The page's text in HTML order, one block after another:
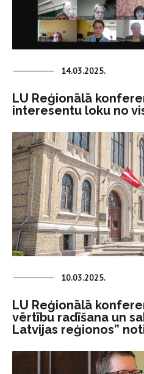
14.03.2025.
LU Reģionālā
interesentu loku no
10.03.2025.
LU Reģionālā
vērtību radīšana un
Latvijas reģionos”